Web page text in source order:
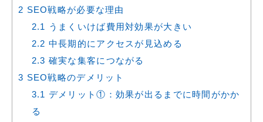
2 SEO戦略が必要な理由
2.1 うまくいけば費用対効果が大きい
2.2 中長期的にアクセスが見込める
2.3 確実な集客につながる
3 SEO戦略のデメリット
3.1 デメリット①：効果が出るまでに時間がかか
る